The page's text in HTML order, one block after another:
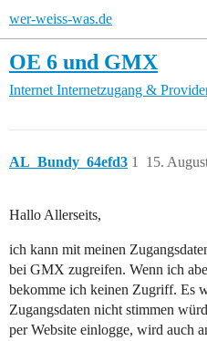
wer-weiss-was.de
OE 6 und GMX
Internet Internetzugang &
AL_Bundy_64efd3 15.
1
Hallo Allerseits,
ich kann mit meinen
bei GMX zugreifen. Wenn ich
bekomme ich keinen Zugriff. Es
Zugangsdaten nicht stimmen
per Website einlogge, wird auch